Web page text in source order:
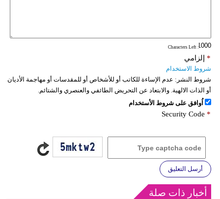
: Characters Left
إلزامي *
شروط الاستخدام
شروط النشر: عدم الإساءة للكاتب أو للأشخاص أو للمقدسات أو مهاجمة الأديان
أو الذات الالهية. والابتعاد عن التحريض الطائفي والعنصري والشتائم.
اُوافق على شروط الأستخدام
Security Code *
أرسل التعليق
أخبار ذات صلة